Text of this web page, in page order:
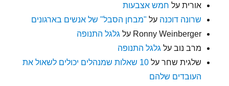
אורית על חמש אצבעות
שרונה דוכנה על "מבחן הסבל" של אנשים בארגונים
Ronny Weinberger על גלגל התנופה
מרב נוב על גלגל התנופה
שלגית שחר על
10 שאלות שמנהלים יכולים לשאול את
העובדים שלהם